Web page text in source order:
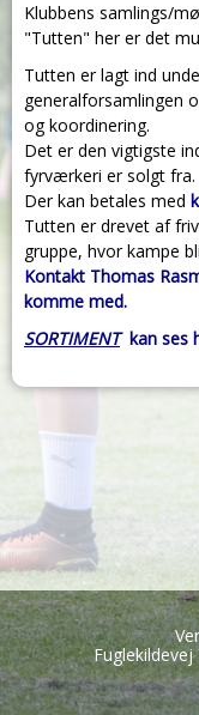
Klubbens samlings/
"Tutten" her er det
Tutten er lagt ind
generalforsamlingen
og koordinering.
Det er den vigtigste
fyrværkeri er solgt fra.
Der kan betales med
Tutten er drevet af
gruppe, hvor kampe
Kontakt Thomas
komme med.
SORTIMENTkan ses